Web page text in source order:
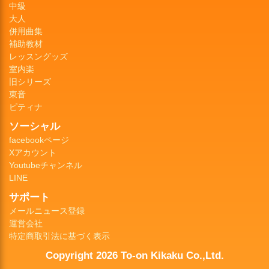
中級
大人
併用曲集
補助教材
レッスングッズ
室内楽
旧シリーズ
東音
ピティナ
ソーシャル
facebookページ
Xアカウント
Youtubeチャンネル
LINE
サポート
メールニュース登録
運営会社
特定商取引法に基づく表示
Copyright 2026 To-on Kikaku Co.,Ltd.